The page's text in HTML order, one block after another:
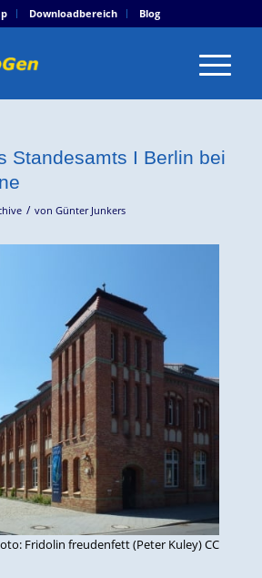
Downloadbereich Blog
Standesamts I Berlin bei
/ von Günter Junkers
Fridolin freudenfett (Peter Kuley) CC